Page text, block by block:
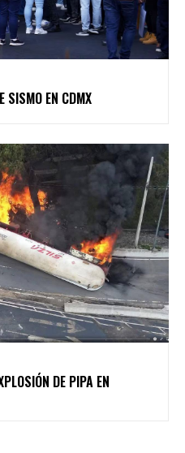
SISMO EN CDMX
DE PIPA EN